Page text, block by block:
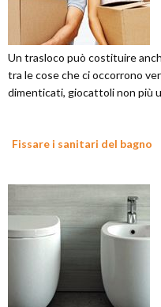
Un trasloco può costituire
tra le cose che ci occorrono
dimenticati, giocattoli non più
Fissare i sanitari del bagno